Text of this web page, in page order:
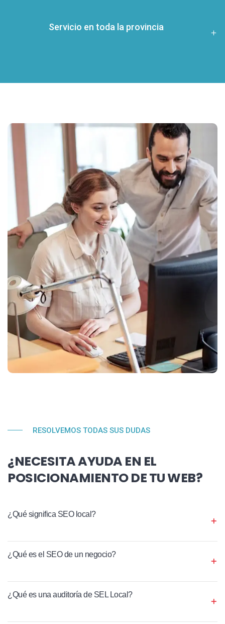
Servicio en toda la provincia
RESOLVEMOS TODAS SUS DUDAS
¿NECESITA AYUDA EN EL
POSICIONAMIENTO DE TU WEB?
¿Qué significa SEO local?
¿Qué es el SEO de un negocio?
¿Qué es una auditoría de SEL Local?